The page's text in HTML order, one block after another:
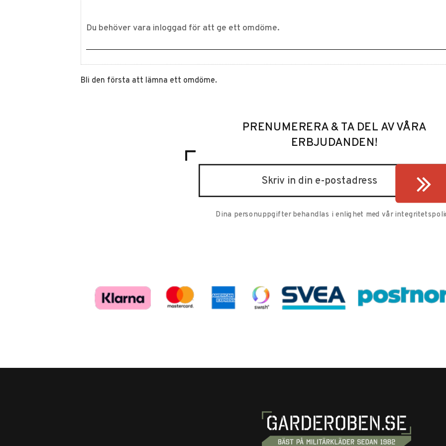
Bli den första att lämna ett omdöme.
PRENUMERERA & TA DEL AV VÅRA
ERBJUDANDEN!
Dina personuppgifter behandlas i enlighet med vår